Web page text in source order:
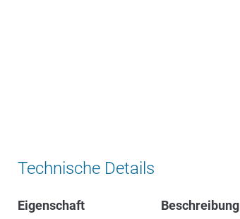
Technische Details
Eigenschaft
Beschreibung